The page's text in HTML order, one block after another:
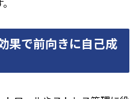
果で前向きに自己成